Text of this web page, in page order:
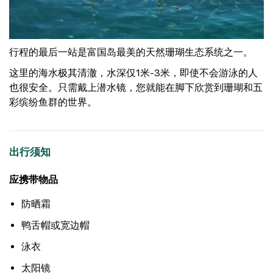
行程的最后一站是富国岛最美的天然珊瑚生态系统之一。
这里的海水极其清澈，水深仅1米-3米，即使不会游泳的人
也很安全。只需戴上潜水镜，您就能在脚下欣赏到珊瑚和五
彩缤纷鱼群的世界。
出行须知
应携带物品
防晒霜
鸭舌帽或宽边帽
泳衣
太阳镜